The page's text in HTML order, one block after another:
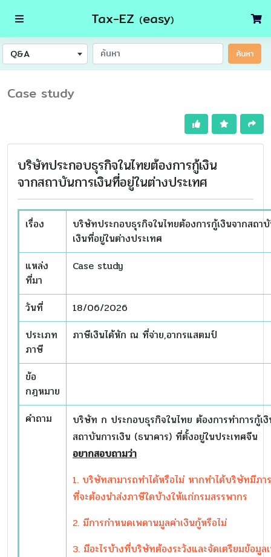
Tax-EZ (easy)
Q&A ค้นหา
Case study
บริษัทประกอบธุรกิจในไทยต้องการกู้เงิน
จากสถาบันการเงินที่อยู่ในต่างประเทศ
เรื่อง
บริษัทประกอบธุรกิจในไทยต้องการกู้เงินจากสถา
เงินที่อยู่ในต่างประเทศ
แหล่ง
ที่มา
Case study
วันที่
18/06/2026
ประเภท
ภาษี
ภาษีเงินได้หัก ณ ที่จ่าย,อากรแสตมป์
ข้อ
กฎหมาย
คำถาม
บริษัท ก ประกอบธุรกิจในไทย ต้องการทำการกู้เ
สถาบันการเงิน (ธนาคาร) ที่ตั้งอยู่ในประเทศจีน
อยากสอบถามว่า
1. บริษัทสามารถทำได้หรือไม่ หากทำได้บริษัทมีภา
ที่จะต้องนำส่งภาษีใดบ้างให้แก่กรมสรรพากร
2. มีการกำหนดเพดานมูลค่าเงินกู้หรือไม่
3. มีอะไรบ้างที่บริษัทต้องระวังและจัดเตรียมข้อมูล